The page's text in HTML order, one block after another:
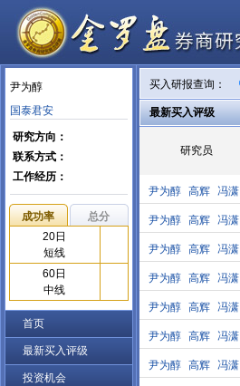
尹为醇
国泰君安
研究方向：
联系方式：
工作经历：
成功率
总分
20日
短线
60日
中线
首页
最新买入评级
投资机会
买入研报查询：
最新买入评级
研究员
尹为醇 高辉 冯潇
尹为醇 高辉 冯潇
尹为醇 高辉 冯潇
尹为醇 高辉 冯潇
尹为醇 高辉 冯潇
尹为醇 高辉 冯潇
尹为醇 高辉 冯潇